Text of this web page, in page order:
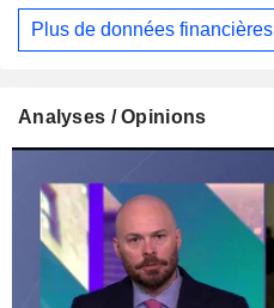
Plus de données financières
Analyses / Opinions